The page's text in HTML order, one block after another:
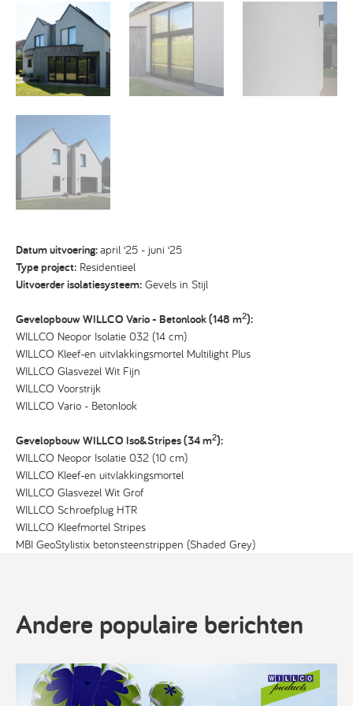
Datum uitvoering:april ‘25 - juni ‘25
Type project: Residentieel
Uitvoerder isolatiesysteem: Gevels in Stijl
Gevelopbouw WILLCO Vario - Betonlook (148 m2):
WILLCO Neopor Isolatie 032 (14 cm)
WILLCO Kleef-en uitvlakkingsmortel Multilight Plus
WILLCO Glasvezel Wit Fijn
WILLCO Voorstrijk
WILLCO Vario - Betonlook
Gevelopbouw WILLCO Iso&Stripes (34 m2):
WILLCO Neopor Isolatie 032 (10 cm)
WILLCO Kleef-en uitvlakkingsmortel
WILLCO Glasvezel Wit Grof
WILLCO Schroefplug HTR
WILLCO Kleefmortel Stripes
MBI GeoStylistix betonsteenstrippen (Shaded Grey)
Andere populaire berichten